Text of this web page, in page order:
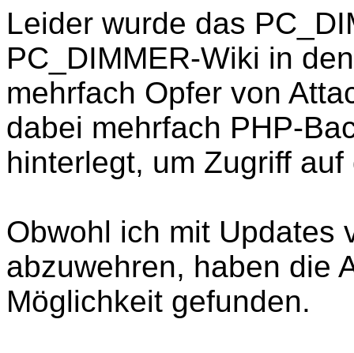
Leider wurde das
PC_DIMMER-Wiki in
mehrfach Opfer von
dabei mehrfach PHP-
hinterlegt, um Zugriff
Obwohl ich mit Updates
abzuwehren, haben die
Möglichkeit gefunden.